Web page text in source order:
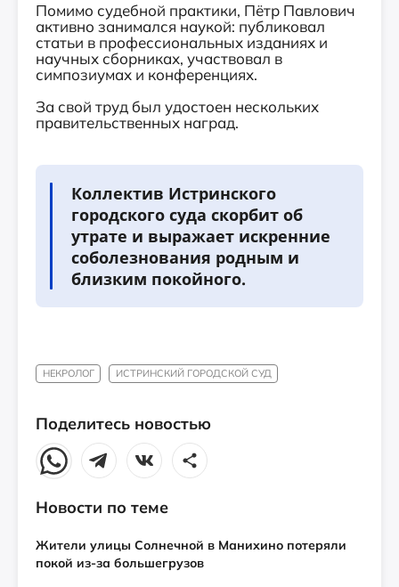
Помимо судебной практики, Пётр Павлович
активно занимался наукой: публиковал
статьи в профессиональных изданиях и
научных сборниках, участвовал в
симпозиумах и конференциях.
За свой труд был удостоен нескольких
правительственных наград.
Коллектив Истринского
городского суда скорбит об
утрате и выражает искренние
соболезнования родным и
близким покойного.
НЕКРОЛОГ ИСТРИНСКИЙ ГОРОДСКОЙ СУД
Поделитесь новостью
Новости по теме
Жители улицы Солнечной в Манихино потеряли
покой из-за большегрузов